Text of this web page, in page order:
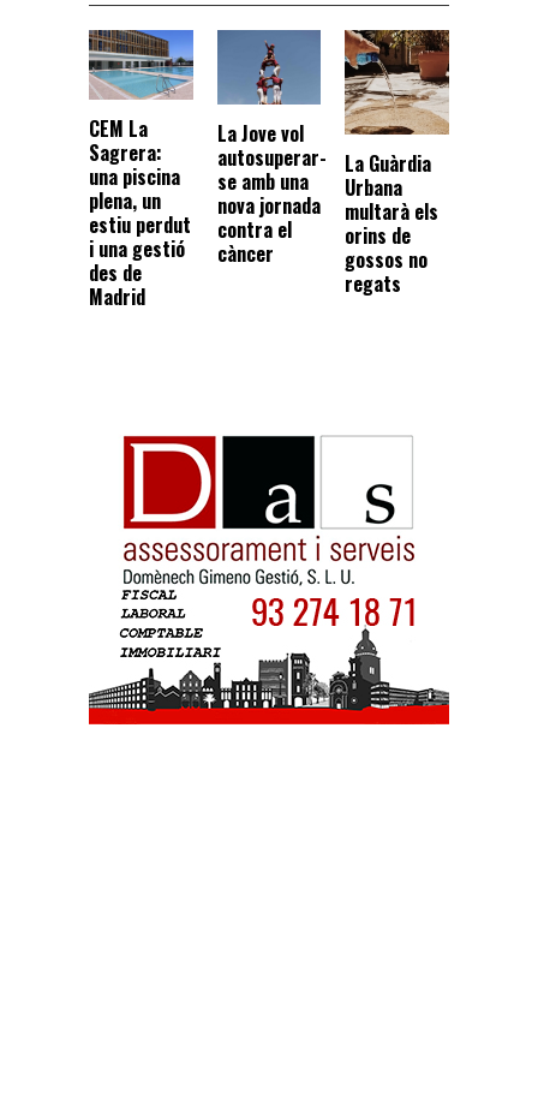
CEM La
Sagrera:
una piscina
plena, un
estiu perdut
i una gestió
des de
Madrid
La Jove vol
autosuperar-
se amb una
nova jornada
contra el
càncer
La Guàrdia
Urbana
multarà els
orins de
gossos no
regats